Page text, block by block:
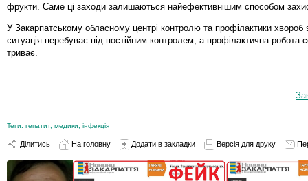
фрукти. Саме ці заходи залишаються найефективнішим способом
У Закарпатському обласному центрі контролю та профілактики
ситуація перебуває під постійним контролем, а профілактична робота
триває.
Теги: гепатит, медики інфекція
Ділитись На головну Додати в закладки Версія для друку